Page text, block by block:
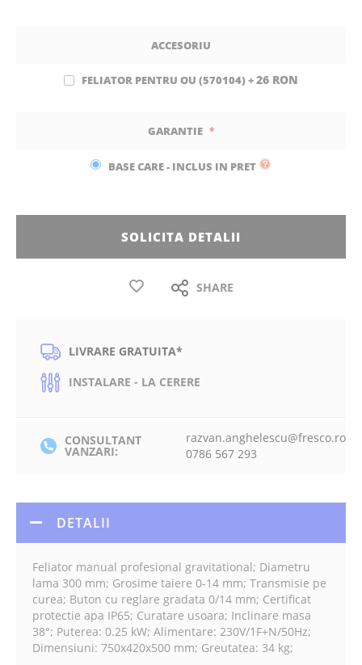
ACCESORIU
FELIATOR PENTRU OU (570104) +26 RON
GARANTIE
BASE CARE - INCLUS IN PRET
SOLICITA DETALII
SHARE
LIVRARE GRATUITA*
INSTALARE - LA CERERE
CONSULTANT
VANZARI:
razvan.anghelescu@fresco.ro
0786 567 293
DETALII
Feliator manual profesional gravitational; Diametru
lama 300 mm; Grosime taiere 0-14 mm; Transmisie pe
curea; Buton cu reglare gradata 0/14 mm; Certificat
protectie apa IP65; Curatare usoara; Inclinare masa
38°; Puterea: 0.25 kW; Alimentare: 230V/1F+N/50Hz;
Dimensiuni: 750x420x500 mm; Greutatea: 34 kg;